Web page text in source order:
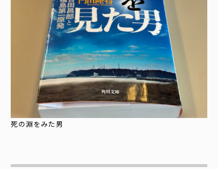
死の淵をみた男